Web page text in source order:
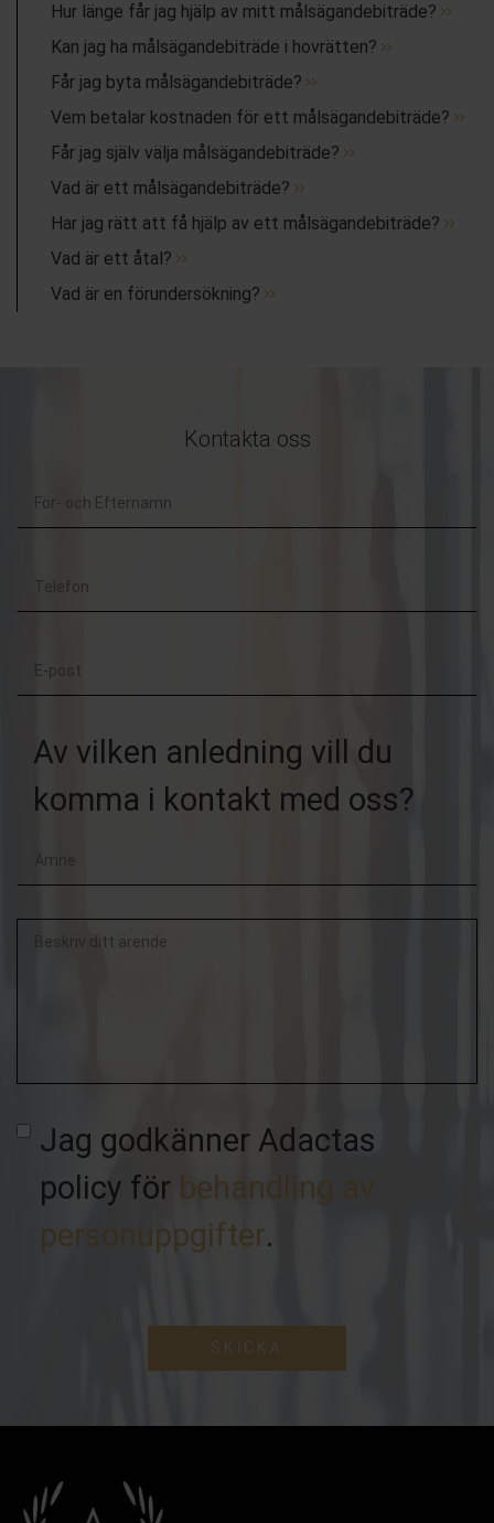
Hur länge får jag hjälp av mitt målsägandebiträde?
Kan jag ha målsägandebiträde i hovrätten?
Får jag byta målsägandebiträde?
Vem betalar kostnaden för ett målsägandebiträde?
Får jag själv välja målsägandebiträde?
Vad är ett målsägandebiträde?
Har jag rätt att få hjälp av ett målsägandebiträde?
Vad är ett åtal?
Vad är en förundersökning?
Kontakta oss
För-
Efternamn
Telefon
E-
Av vilken anledning vill du
komma i kontakt med oss?
Beskriv
Jag godkänner Adactas
policy för behandling av
personuppgifter.
SKICKA